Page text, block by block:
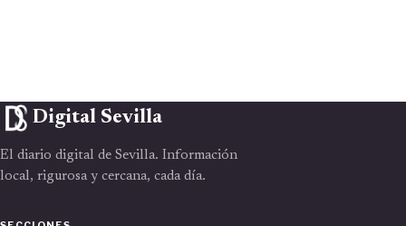
Digital Sevilla
El diario digital de Sevilla. Información
local, rigurosa y cercana, cada día.